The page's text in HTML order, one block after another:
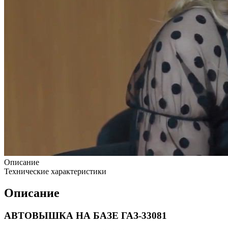
Описание
Технические характеристики
Описание
АВТОВЫШКА НА БАЗЕ ГАЗ-33081